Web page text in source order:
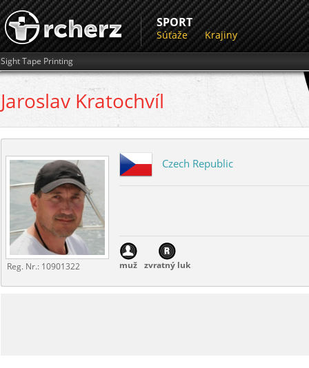
SPORT
Súťaže Krajiny
Sight Tape Printing
Jaroslav Kratochvíl
Reg. Nr.: 10901322
Czech Republic
muž zvratný luk